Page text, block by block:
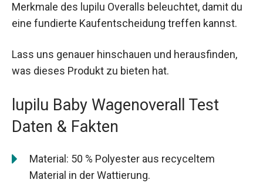
Merkmale des lupilu Overalls beleuchtet, damit du
eine fundierte Kaufentscheidung treffen kannst.
Lass uns genauer hinschauen und herausfinden,
was dieses Produkt zu bieten hat.
lupilu Baby Wagenoverall Test
Daten & Fakten
Material: 50 % Polyester aus recyceltem
Material in der Wattierung.